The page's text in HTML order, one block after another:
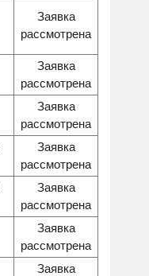
Заявка
рассмотрена
Заявка
рассмотрена
Заявка
рассмотрена
Заявка
рассмотрена
Заявка
рассмотрена
Заявка
рассмотрена
Заявка